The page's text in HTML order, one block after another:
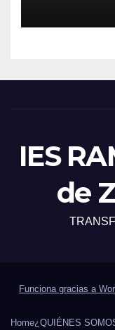
IES
de
Funciona gracias a
Home¿QUIÉNES